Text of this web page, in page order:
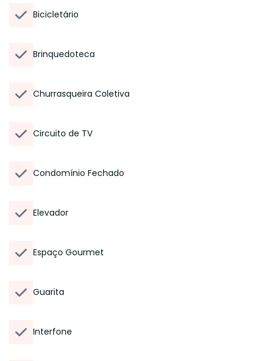
Bicicletário
Brinquedoteca
Churrasqueira Coletiva
Circuito de TV
Condomínio Fechado
Elevador
Espaço Gourmet
Guarita
Interfone